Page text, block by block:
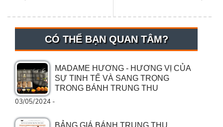
CÓ THỂ BẠN QUAN TÂM?
MADAME HƯƠNG - HƯƠNG VỊ CỦA
SỰ TINH TẾ VÀ SANG TRỌNG
TRONG BÁNH TRUNG THU
03/05/2024 -
BẢNG GIÁ BÁNH TRUNG THU